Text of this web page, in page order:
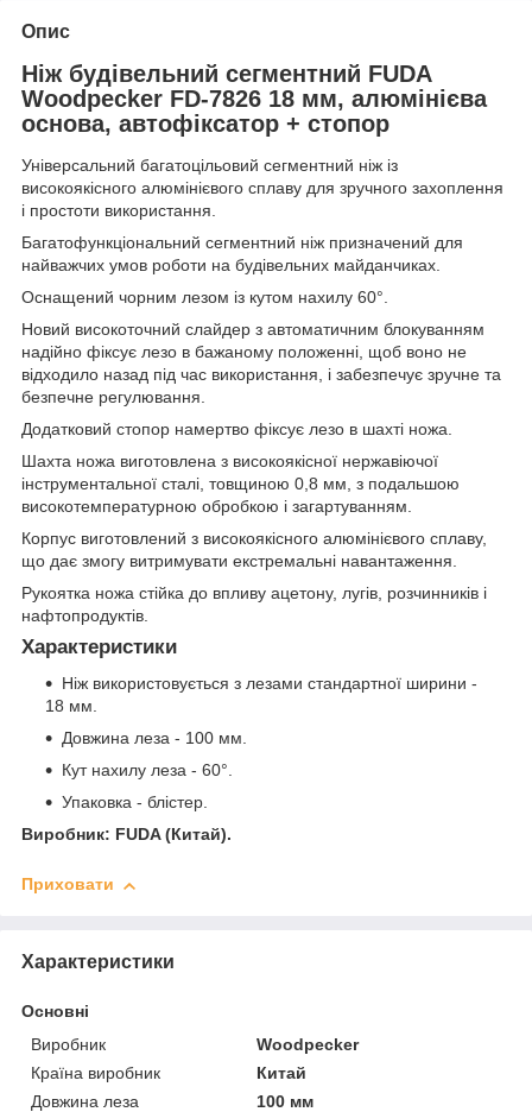
Опис
Ніж будівельний сегментний FUDA
Woodpecker FD-7826 18 мм, алюмінієва
основа, автофіксатор + стопор
Універсальний багатоцільовий сегментний ніж із
високоякісного алюмінієвого сплаву для зручного захоплення
і простоти використання.
Багатофункціональний сегментний ніж призначений для
найважчих умов роботи на будівельних майданчиках.
Оснащений чорним лезом із кутом нахилу 60°.
Новий високоточний слайдер з автоматичним блокуванням
надійно фіксує лезо в бажаному положенні, щоб воно не
відходило назад під час використання, і забезпечує зручне та
безпечне регулювання.
Додатковий стопор намертво фіксує лезо в шахті ножа.
Шахта ножа виготовлена з високоякісної нержавіючої
інструментальної сталі, товщиною 0,8 мм, з подальшою
високотемпературною обробкою і загартуванням.
Корпус виготовлений з високоякісного алюмінієвого сплаву,
що дає змогу витримувати екстремальні навантаження.
Рукоятка ножа стійка до впливу ацетону, лугів, розчинників і
нафтопродуктів.
Характеристики
Ніж використовується з лезами стандартної ширини -
18 мм.
Довжина леза - 100 мм.
Кут нахилу леза - 60°.
Упаковка - блістер.
Виробник: FUDA (Китай).
Приховати
Характеристики
Основні
Виробник
Woodpecker
Країна виробник
Китай
Довжина леза
100 мм